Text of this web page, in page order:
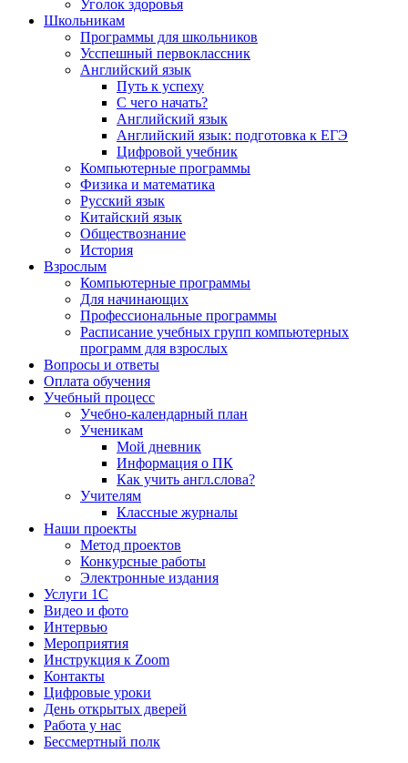
Уголок здоровья
Школьникам
Программы для школьников
Усспешный первоклассник
Английский язык
Путь к успеху
С чего начать?
Английский язык
Английский язык: подготовка к ЕГЭ
Цифровой учебник
Компьютерные программы
Физика и математика
Русский язык
Китайский язык
Обществознание
История
Взрослым
Компьютерные программы
Для начинающих
Профессиональные программы
Расписание учебных групп компьютерных
программ для взрослых
Вопросы и ответы
Оплата обучения
Учебный процесс
Учебно-календарный план
Ученикам
Мой дневник
Информация о ПК
Как учить англ.слова?
Учителям
Классные журналы
Наши проекты
Метод проектов
Конкурсные работы
Электронные издания
Услуги 1C
Видео и фото
Интервью
Мероприятия
Инструкция к Zoom
Контакты
Цифровые уроки
День открытых дверей
Работа у нас
Бессмертный полк